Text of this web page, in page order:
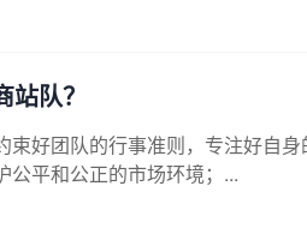
队？
束好团队的行事准则，专注好自
公平和公正的市场环境；...